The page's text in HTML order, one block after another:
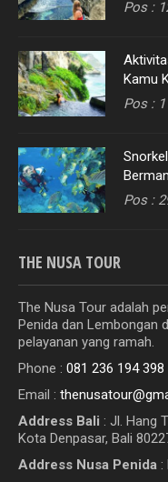
Pos :
Kamu
Pos :
Pos :
THE NUSA TOUR
The Nusa Tour adalah
Penida dan Lembongan
pelayanan yang ramah.
Phone : 081 236 194 398
Email :
Address Bali : Jl. Hang
Kota Denpasar, Bali
Address Nusa Penida :